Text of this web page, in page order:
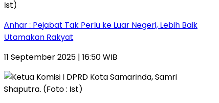
Anhar : Pejabat Tak Perlu ke Luar Negeri, Lebih Baik
Utamakan Rakyat
11 September 2025 | 16:50 WIB